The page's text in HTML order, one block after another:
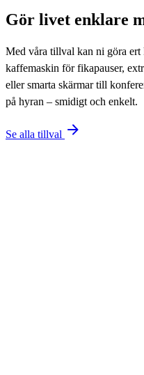
Gör livet enklare
Med våra tillval kan ni göra
kaffemaskin för fikapauser,
eller smarta skärmar till
på hyran – smidigt och enkelt.
Se alla tillval